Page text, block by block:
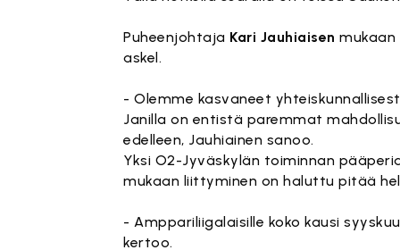
Puheenjohtaja Kari Jauhiaisen
askel.
- Olemme kasvaneet
Janilla on entistä paremmat
edelleen, Jauhiainen sanoo.
Yksi O2-Jyväskylän toiminnan
mukaan liittyminen on haluttu pitää
- Amppariliigalaisille koko kausi
kertoo.